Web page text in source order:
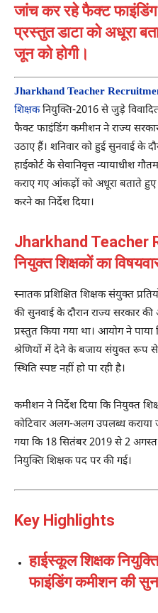
जांच कर रहे फैक्ट
प्रस्तुत डाटा को अधूरा
जून को होगी।
Jharkhand Teacher
शिक्षकनियुक्ति-2016 से जुड़े
फैक्ट फाइंडिंग कमीशन ने राज्य सरकार
उठाए हैं। शनिवार को हुई सुनवाई के
हाईकोर्ट के सेवानिवृत्त न्यायाधीश
कराए गए आंकड़ों को अधूरा बताते हुए
करने का निर्देश दिया।
Jharkhand Teacher
नियुक्त शिक्षकों का
स्नातक प्रशिक्षित शिक्षक संयुक्त
की सुनवाई के दौरान राज्य सरकार
प्रस्तुत किया गया था। आयोग ने
श्रेणियों में देने के बजाय संयुक्त रूप से
स्थिति स्पष्ट नहीं हो पा रही है।
कमीशन ने निर्देश दिया कि नियुक्त
कोटिवार अलग-अलग उपलब्ध कराया
गया कि 18 सितंबर 2019 से 2
नियुक्ति शिक्षक पद पर की गई।
Key Highlights
हाईस्कूल शिक्षक
फाइंडिंग कमीशन की